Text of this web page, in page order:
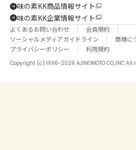
味の素KK商品情報サイト
味の素KK企業情報サイト
よくあるお問い合わせ
会員規約
ソーシャルメディアガイドライン
商標に
プライバシーポリシー
利用規約
Copyright (c) 1996-2026 AJINOMOTO CO.,INC